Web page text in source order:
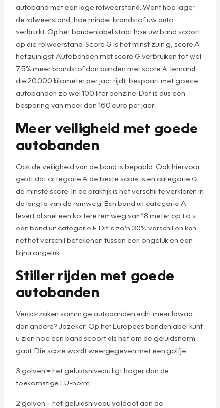
autoband met een lage rolweerstand. Want hoe lager
de rolweerstand, hoe minder brandstof uw auto
verbruikt. Op het bandenlabel staat hoe uw band scoort
op die rolweerstand. Score G is het minst zuinig, score A
het zuinigst. Autobanden met score G verbruiken tot wel
7,5% meer brandstof dan banden met score A. Iemand
die 20.000 kilometer per jaar rijdt, bespaart met goede
autobanden zo wel 100 liter benzine. Dat is dus een
besparing van meer dan 160 euro per jaar!
Meer veiligheid met goede
autobanden
Ook de veiligheid van de band is bepaald. Ook hiervoor
geldt dat categorie A de beste score is en categorie G
de minste score. In de praktijk is het verschil te verklaren in
de lengte van de remweg. Een band uit categorie A
levert al snel een kortere remweg van 18 meter op t.o.v.
een band uit categorie F. Dit is zo’n 30% verschil en kan
net het verschil betekenen tussen een ongeluk en een
bijna ongeluk.
Stiller rijden met goede
autobanden
Veroorzaken sommige autobanden echt meer lawaai
dan andere? Jazeker! Op het Europees bandenlabel kunt
u zien hoe een band scoort als het om de geluidsnorm
gaat. Die score wordt weergegeven met een golfje.
3 golven = het geluidsniveau ligt hoger dan de
toekomstige EU-norm
2 golven = het geluidsniveau voldoet aan de